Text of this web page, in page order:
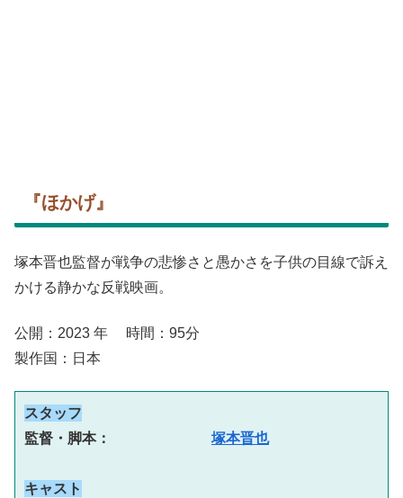
『ほかげ』
塚本晋也監督が戦争の悲惨さと愚かさを子供の目線で訴え
かける静かな反戦映画。
公開：2023 年 時間：95分
製作国：日本
スタッフ
監督・脚本： 塚本晋也
キャスト